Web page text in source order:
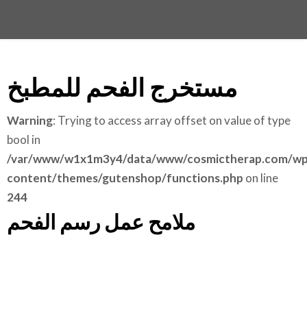
مستخرج الفحم للمطبخ
Warning: Trying to access array offset on value of type
bool in
/var/www/w1x1m3y4/data/www/cosmictherap.com/
content/themes/gutenshop/functions.php on line
244
ملامح عمل رسم الفحم